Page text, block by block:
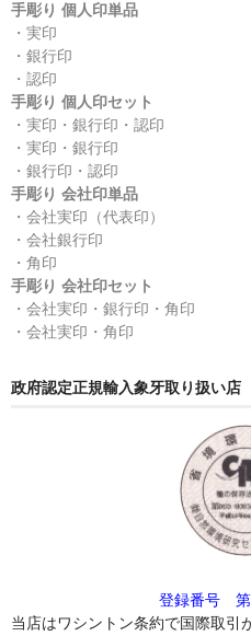
手彫り 個人印単品
・実印
・銀行印
・認印
手彫り 個人印セット
・実印・銀行印・認印
・実印・銀行印
・銀行印・認印
手彫り 会社印単品
・会社実印（代表印）
・会社銀行印
・角印
手彫り 会社印セット
・会社実印・銀行印・角印
・会社実印・角印
政府認定正規輸入象牙取り扱い店
登録番号 第
当店はワシントン条約で国際取引